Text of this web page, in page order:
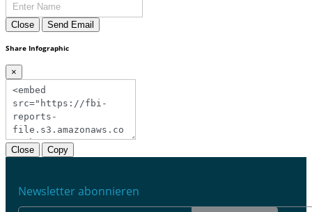
Close Send Email
Share Infographic
×
Close Copy
Newsletter abonnieren